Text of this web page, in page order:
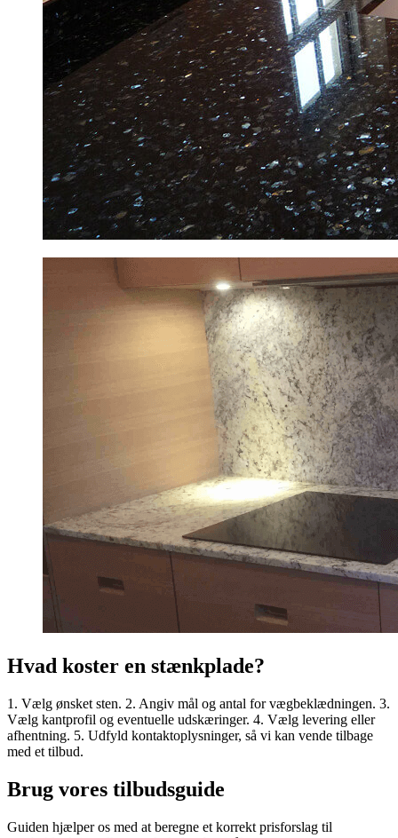
Hvad koster en stænkplade?
1. Vælg ønsket sten. 2. Angiv mål og antal for vægbeklædningen. 3.
Vælg kantprofil og eventuelle udskæringer. 4. Vælg levering eller
afhentning. 5. Udfyld kontaktoplysninger, så vi kan vende tilbage
med et tilbud.
Brug vores tilbudsguide
Guiden hjælper os med at beregne et korrekt prisforslag til